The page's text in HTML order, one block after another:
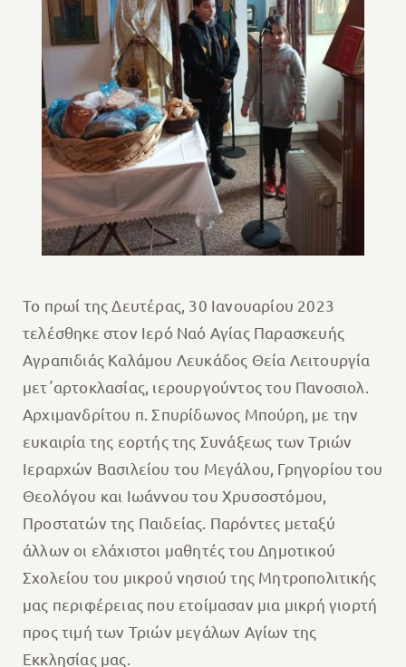
Το πρωί της Δευτέρας, 30 Ιανουαρίου 2023
τελέσθηκε στον Ιερό Ναό Αγίας Παρασκευής
Αγραπιδιάς Καλάμου Λευκάδος Θεία Λειτουργία
μετ᾽αρτοκλασίας, ιερουργούντος του Πανοσιολ.
Αρχιμανδρίτου π. Σπυρίδωνος Μπούρη, με την
ευκαιρία της εορτής της Συνάξεως των Τριών
Ιεραρχών Βασιλείου του Μεγάλου, Γρηγορίου του
Θεολόγου και Ιωάννου του Χρυσοστόμου,
Προστατών της Παιδείας. Παρόντες μεταξύ
άλλων οι ελάχιστοι μαθητές του Δημοτικού
Σχολείου του μικρού νησιού της Μητροπολιτικής
μας περιφέρειας που ετοίμασαν μια μικρή γιορτή
προς τιμή των Τριών μεγάλων Αγίων της
Εκκλησίας μας.